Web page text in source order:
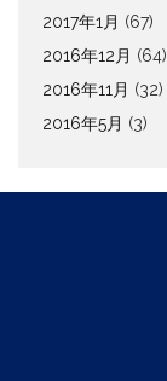
2017年1月 (67)
2016年12月 (64)
2016年11月 (32)
2016年5月 (3)